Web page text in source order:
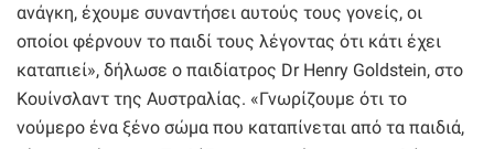
ανάγκη, έχουμε συναντήσει αυτούς τους γονείς, οι
οποίοι φέρνουν το παιδί τους λέγοντας ότι κάτι έχει
καταπιεί», δήλωσε ο παιδίατρος Dr Henry Goldstein, στο
Κουίνσλαντ της Αυστραλίας. «Γνωρίζουμε ότι το
νούμερο ένα ξένο σώμα που καταπίνεται από τα παιδιά,